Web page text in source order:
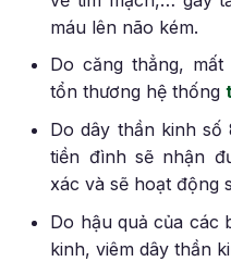
máu lên não kém.
Do căng thẳng,
tổn thương hệ thống
Do dây thần kinh
tiền đình sẽ nhận
xác và sẽ hoạt động
Do hậu quả của các
kinh, viêm dây thần